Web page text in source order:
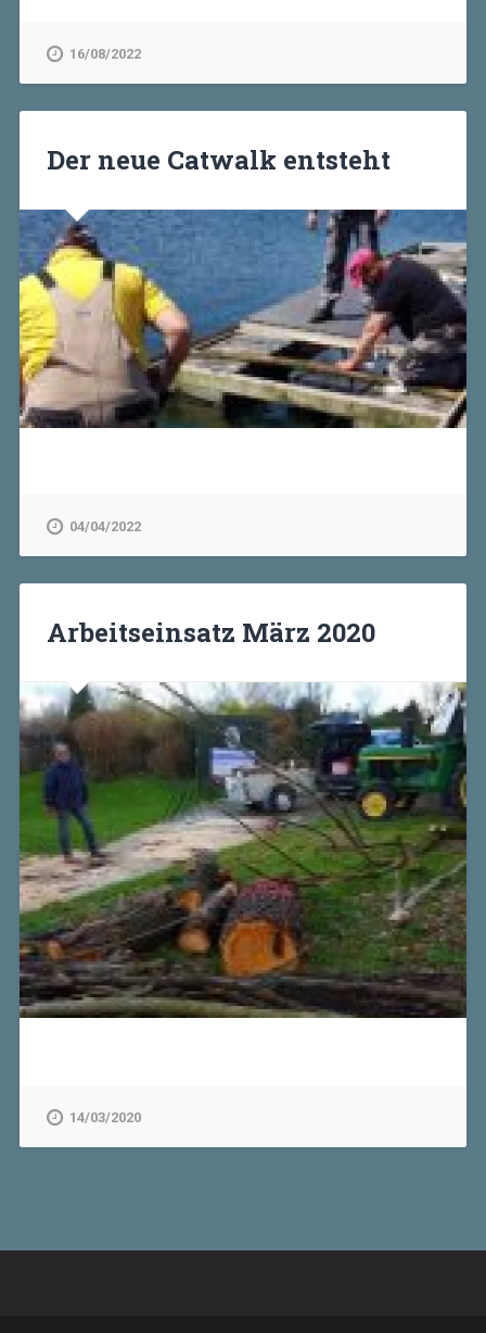
16/08/2022
Der neue Catwalk entsteht
04/04/2022
Arbeitseinsatz März 2020
14/03/2020